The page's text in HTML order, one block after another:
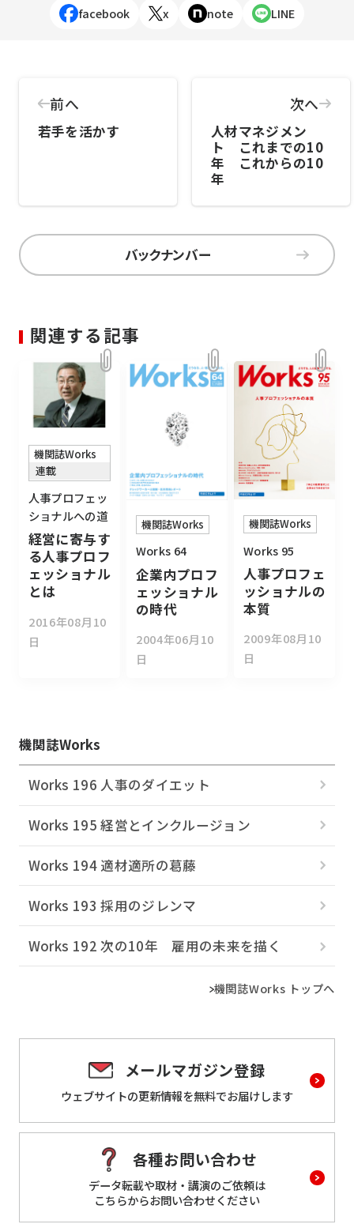
facebook x note LINE
前へ
若手を活かす
次へ
人材マネジメン
ト これまでの10
年 これからの10
年
バックナンバー
関連する記事
機関誌Works
連載
人事プロフェッ
ショナルへの道
経営に寄与す
る人事プロフ
ェッショナル
とは
2016年08月10
日
機関誌Works
Works 64
企業内プロフ
ェッショナル
の時代
2004年06月10
日
機関誌Works
Works 95
人事プロフェ
ッショナルの
本質
2009年08月10
日
機関誌Works
Works 196 人事のダイエット
Works 195 経営とインクルージョン
Works 194 適材適所の葛󠄀藤
Works 193 採用のジレンマ
Works 192 次の10年 雇用の未来を描く
機関誌Works トップへ
メールマガジン登録
ウェブサイトの更新情報を無料でお届けします
各種お問い合わせ
データ転載や取材・講演のご依頼は
こちらからお問い合わせください